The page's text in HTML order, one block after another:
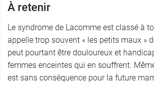
À retenir
Le syndrome de Lacomme est classé à
appelle trop souvent « les petits maux »
peut pourtant être douloureux et
femmes enceintes qui en souffrent.
est sans conséquence pour la future